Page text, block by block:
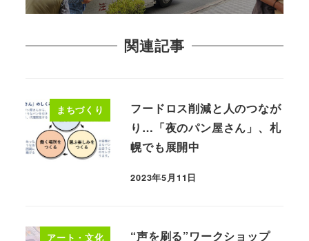
関連記事
まちづくり
フードロス削減と人のつなが
り…「夜のパン屋さん」、札
幌でも展開中
2023年5月11日
アート・文化
“声を刷る”ワークショップ